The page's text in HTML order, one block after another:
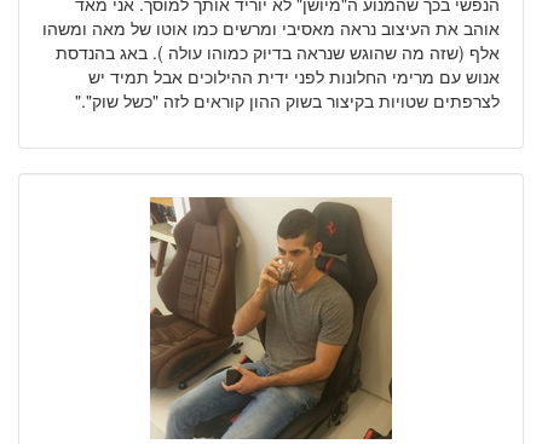
אוהב את העיצוב נראה מאסיבי ומרשים כמו אוטו של מאה ומשהו
אלף (שזה מה שהוגש שנראה בדיוק כמוהו עולה ). באג בהנדסת
אנוש עם מרימי החלונות לפני ידית ההילוכים אבל תמיד יש
לצרפתים שטויות בקיצור בשוק ההון קוראים לזה "כשל שוק"."